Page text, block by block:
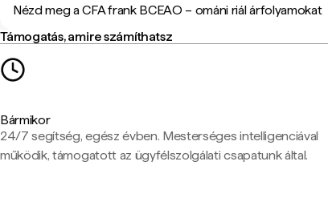
Nézd meg a CFA frank BCEAO – ománi riál árfolyamokat
Támogatás, amire számíthatsz
Bármikor
24/7 segítség, egész évben. Mesterséges intelligenciával
működik, támogatott az ügyfélszolgálati csapatunk által.